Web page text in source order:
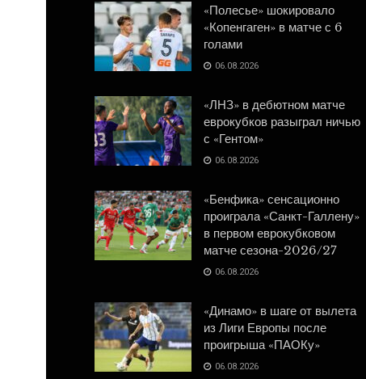
«Полесье» шокировало
«Копенгаген» в матче с 6
голами
06.08.2026
«ЛНЗ» в дебютном матче
еврокубков разыграл ничью
с «Гентом»
06.08.2026
«Бенфика» сенсационно
проиграла «Санкт-Галлену»
в первом еврокубковом
матче сезона-2026/27
06.08.2026
«Динамо» в шаге от вылета
из Лиги Европы после
проигрыша «ПАОКу»
06.08.2026